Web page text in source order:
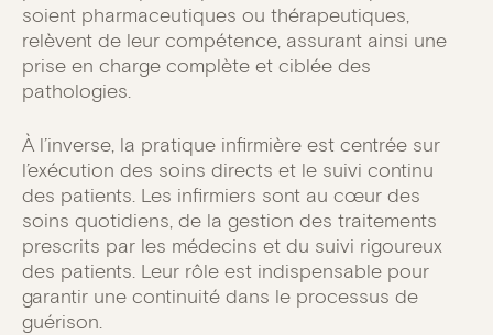
soient pharmaceutiques ou thérapeutiques,
relèvent de leur compétence, assurant ainsi une
prise en charge complète et ciblée des
pathologies.
À l’inverse, la pratique infirmière est centrée sur
l’exécution des soins directs et le suivi continu
des patients. Les infirmiers sont au cœur des
soins quotidiens, de la gestion des traitements
prescrits par les médecins et du suivi rigoureux
des patients. Leur rôle est indispensable pour
garantir une continuité dans le processus de
guérison.